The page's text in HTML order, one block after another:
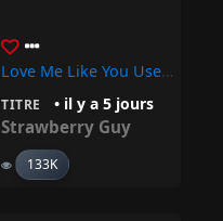
Love Me Like You Used To – Strawberry Guy
TITRE • il y a 5 jours
Strawberry Guy
133K